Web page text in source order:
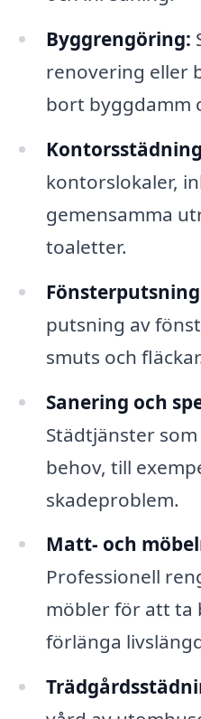
Byggrengöring:
renovering eller
bort byggdamm
kontorslokaler,
gemensamma
toaletter.
putsning av
smuts och
Sanering och
Städtjänster
behov, till
skadeproblem.
Matt- och
Professionell
möbler för att ta
förlänga